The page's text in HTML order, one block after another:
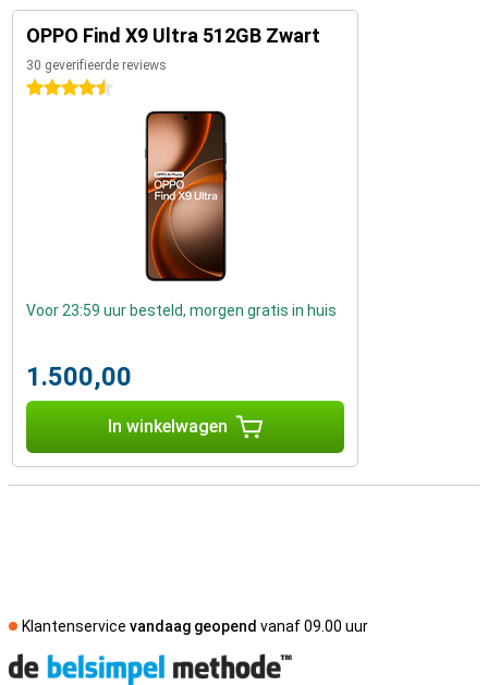
OPPO Find X9 Ultra 512GB Zwart
30 geverifieerde reviews
4.5 sterren
Voor 23:59 uur besteld, morgen gratis in huis
1.500,00
In winkelwagen
Klantenservice vandaag geopend vanaf 09.00 uur